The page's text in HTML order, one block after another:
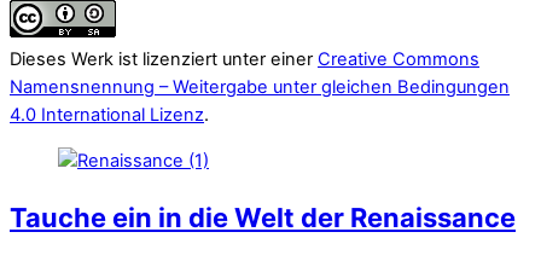
Dieses Werk ist lizenziert unter einer Creative Commons
Namensnennung – Weitergabe unter gleichen Bedingungen
4.0 International Lizenz.
Tauche ein in die Welt der Renaissance